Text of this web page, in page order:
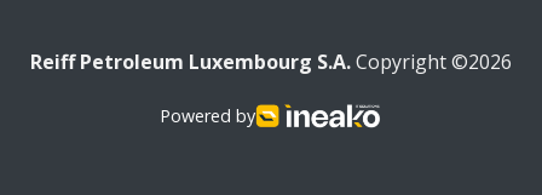
Reiff Petroleum Luxembourg S.A.Copyright ©2026
Powered by